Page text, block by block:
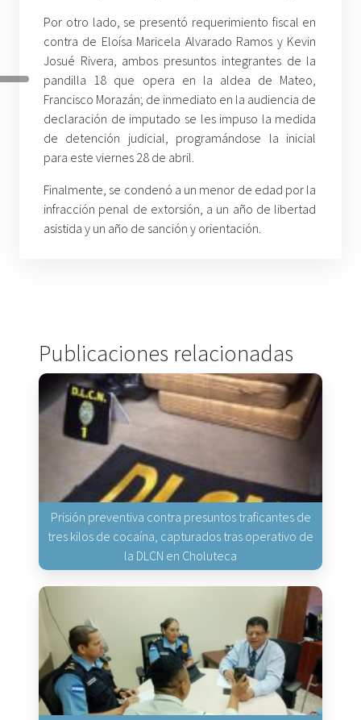
Por otro lado, se presentó requerimiento fiscal en
contra de Eloísa Maricela Alvarado Ramos y Kevin
Josué Rivera, ambos presuntos integrantes de la
pandilla 18 que opera en la aldea de Mateo,
Francisco Morazán; de inmediato en la audiencia de
declaración de imputado se les impuso la medida
de detención judicial, programándose la inicial
para este viernes 28 de abril.
Finalmente, se condenó a un menor de edad por la
infracción penal de extorsión, a un año de libertad
asistida y un año de sanción y orientación.
Publicaciones relacionadas
Prisión preventiva contra presuntos traficantes de
tres kilos de cocaína, capturados tras operativo de
la DLCN en Choluteca